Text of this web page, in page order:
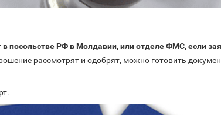
в посольстве РФ в Молдавии, или отделе ФМС, если
рассмотрят и одобрят, можно готовить